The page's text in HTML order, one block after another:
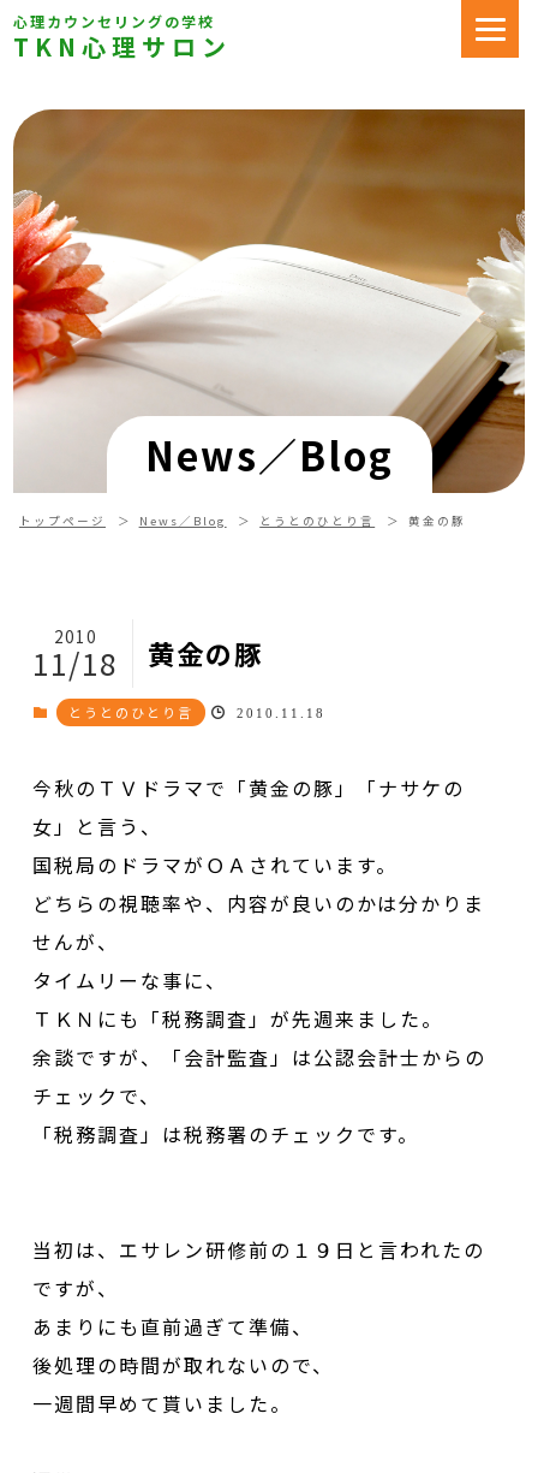
心理カウンセリングの学校
TKN心理サロン
News／Blog
トップページ News／Blog とうとのひとり言 黄金の豚
黄金の豚
2010
11/18
とうとのひとり言 2010.11.18
今秋のＴＶドラマで「黄金の豚」「ナサケの
女」と言う、
国税局のドラマがＯＡされています。
どちらの視聴率や、内容が良いのかは分かりま
せんが、
タイムリーな事に、
ＴＫＮにも「税務調査」が先週来ました。
余談ですが、「会計監査」は公認会計士からの
チェックで、
「税務調査」は税務署のチェックです。
当初は、エサレン研修前の１９日と言われたの
ですが、
あまりにも直前過ぎて準備、
後処理の時間が取れないので、
一週間早めて貰いました。